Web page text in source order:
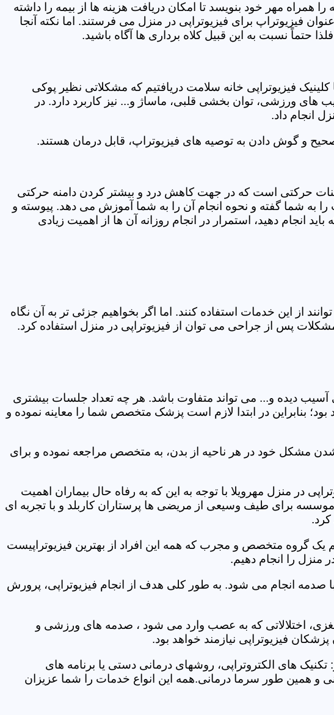
همراه مهر خود بنویسد تا امکان دریافت هزینه ها از بیمه را داشته
فیزیوتراپ برای فیزیوتراپی در منزل می فرستند. اما نکته آنجا
حتماً نسبت به این قبیل کلاه برداری ها آگاه باشید.
فیزیوتراپی خانه سلامت دریافتیم که مشکلاتی نظیر پوکی
ورزشی، توان بخشی قلبی، ماساژ و... نیز کاربرد دارد. در
انجام داد.
و گوش دادن به توصیه های فیزیوتراپ، قابل درمان هستند.
حرکتی است که در جهت کاهش درد و بیشتر کردن دامنه حرکتی
به شما گفته و نحوه انجام آن را به شما آموزش می دهد. پیوسته و
انجام دهید، استمرار در انجام روزانه آن ها از اهمیت زیادی
از این خدمات استفاده کنند. اما اگر بخواهیم جزئی تر به آن نگاه
پس از جراحی می توان از فیزیوتراپی در منزل استفاده کرد.
آسیب دیده و... می تواند متفاوت باشد. هر چه تعداد جلسات بیشتری
بنابراین در ابتدا لازم است پزشک متخصص شما را معاینه نموده و
شدن مشکل خود در هر ناحیه از بدن، به متخصص مراجعه نموده و برای
در منزل مهرویلا با توجه به این که به رفاه حال بیماران اهمیت
برای طیف وسیعی از مریضی ها پرستاران کاربلد و با تجربه ای
یک گروه متخصص و مجرب که همه این افراد از بهترین فیزیوتراپیست
منزل را انجام دهیم.
صدمه انجام می شود. به طور کلی هدف از انجام فیزیوتراپی، پرورش
اختلالاتی که به عصب وارد می شود ، صدمه های ورزشی و
فیزیوتراپی نیازمند خواهد بود.
های الکتروتراپی، روشهای درمانی دستی یا برنامه های
همین طور سرما درمانی.همه این انواع خدمات را شما عزیزان